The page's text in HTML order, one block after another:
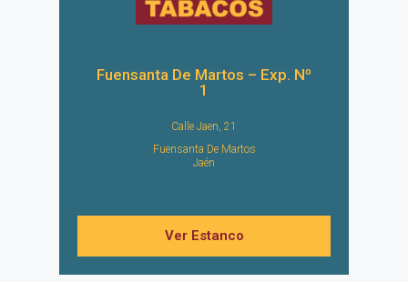
Fuensanta De Martos – Exp. Nº
1
Calle Jaen, 21
Fuensanta De Martos
Jaén
Ver Estanco